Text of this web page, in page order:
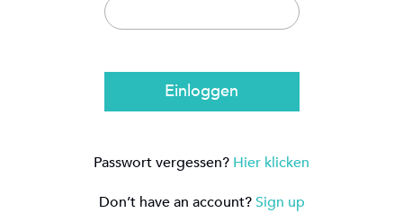
Einloggen
Passwort vergessen? Hier klicken
Don’t have an account?Sign up